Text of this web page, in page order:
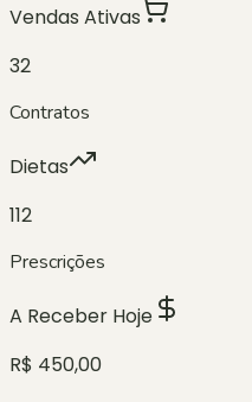
Vendas Ativas
32
Contratos
Dietas
112
Prescrições
A Receber Hoje
R$ 450,00